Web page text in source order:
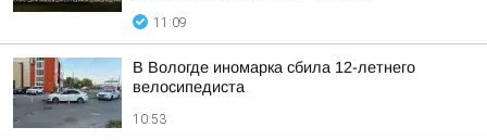
11:09
В Вологде иномарка сбила 12-летнего
велосипедиста
10:53